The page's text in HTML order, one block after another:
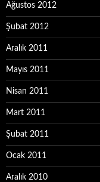
Ağustos 2012
Şubat 2012
Aralık 2011
Mayıs 2011
Nisan 2011
Mart 2011
Şubat 2011
Ocak 2011
Aralık 2010